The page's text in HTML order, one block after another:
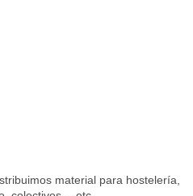
material para hostelería,